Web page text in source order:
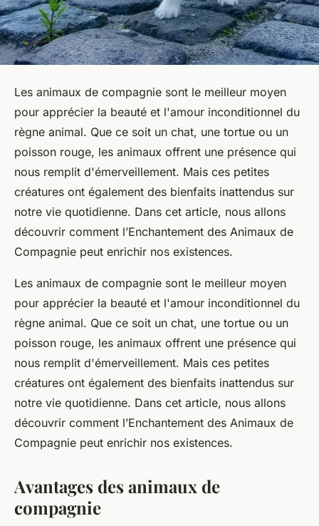
Les animaux de compagnie sont le meilleur moyen
pour apprécier la beauté et l'amour inconditionnel du
règne animal. Que ce soit un chat, une tortue ou un
poisson rouge, les animaux offrent une présence qui
nous remplit d'émerveillement. Mais ces petites
créatures ont également des bienfaits inattendus sur
notre vie quotidienne. Dans cet article, nous allons
découvrir comment l’Enchantement des Animaux de
Compagnie peut enrichir nos existences.
Les animaux de compagnie sont le meilleur moyen
pour apprécier la beauté et l'amour inconditionnel du
règne animal. Que ce soit un chat, une tortue ou un
poisson rouge, les animaux offrent une présence qui
nous remplit d'émerveillement. Mais ces petites
créatures ont également des bienfaits inattendus sur
notre vie quotidienne. Dans cet article, nous allons
découvrir comment l’Enchantement des Animaux de
Compagnie peut enrichir nos existences.
Avantages des animaux de
compagnie